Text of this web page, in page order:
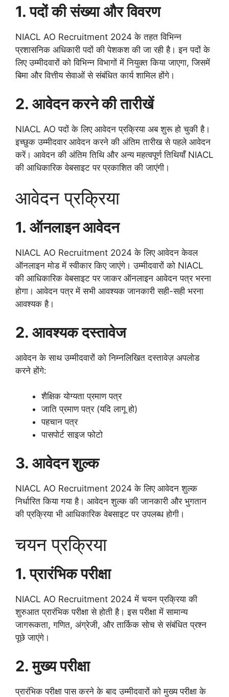
1. पदों की संख्या और विवरण
NIACL AO Recruitment 2024 के तहत विभिन्न
प्रशासनिक अधिकारी पदों की पेशकश की जा रही है। इन पदों के
लिए उम्मीदवारों को विभिन्न विभागों में नियुक्त किया जाएगा, जिसमें
बिमा और वित्तीय सेवाओं से संबंधित कार्य शामिल होंगे।
2. आवेदन करने की तारीखें
NIACL AO पदों के लिए आवेदन प्रक्रिया अब शुरू हो चुकी है।
इच्छुक उम्मीदवार आवेदन करने की अंतिम तारीख से पहले आवेदन
करें। आवेदन की अंतिम तिथि और अन्य महत्वपूर्ण तिथियाँ NIACL
की आधिकारिक वेबसाइट पर प्रकाशित की जाएंगी।
आवेदन प्रक्रिया
1. ऑनलाइन आवेदन
NIACL AO Recruitment 2024 के लिए आवेदन केवल
ऑनलाइन मोड में स्वीकार किए जाएंगे। उम्मीदवारों को NIACL
की आधिकारिक वेबसाइट पर जाकर ऑनलाइन आवेदन पत्र भरना
होगा। आवेदन पत्र में सभी आवश्यक जानकारी सही-सही भरना
आवश्यक है।
2. आवश्यक दस्तावेज
आवेदन के साथ उम्मीदवारों को निम्नलिखित दस्तावेज़ अपलोड
करने होंगे:
शैक्षिक योग्यता प्रमाण पत्र
जाति प्रमाण पत्र (यदि लागू हो)
पहचान पत्र
पासपोर्ट साइज फोटो
3. आवेदन शुल्क
NIACL AO Recruitment 2024 के लिए आवेदन शुल्क
निर्धारित किया गया है। आवेदन शुल्क की जानकारी और भुगतान
की प्रक्रिया भी आधिकारिक वेबसाइट पर उपलब्ध होगी।
चयन प्रक्रिया
1. प्रारंभिक परीक्षा
NIACL AO Recruitment 2024 में चयन प्रक्रिया की
शुरुआत प्रारंभिक परीक्षा से होती है। इस परीक्षा में सामान्य
जागरूकता, गणित, अंग्रेजी, और तार्किक सोच से संबंधित प्रश्न
पूछे जाएंगे।
2. मुख्य परीक्षा
प्रारंभिक परीक्षा पास करने के बाद उम्मीदवारों को मुख्य परीक्षा के